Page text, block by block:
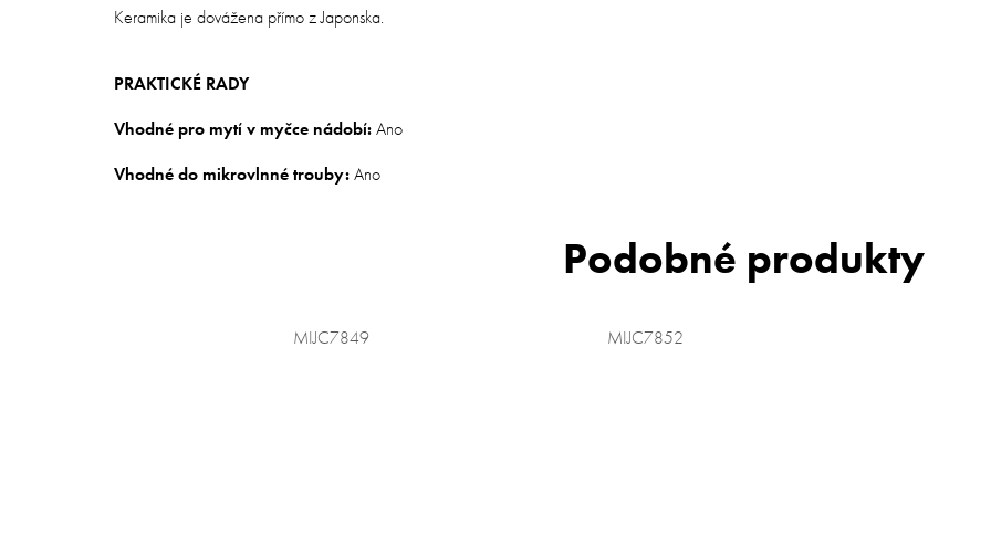
Keramika je dovážena přímo z Japonska.
PRAKTICKÉ RADY
Vhodné pro mytí v myčce nádobí:Ano
Vhodné do mikrovlnné trouby:Ano
MIJC7849 MIJC7852